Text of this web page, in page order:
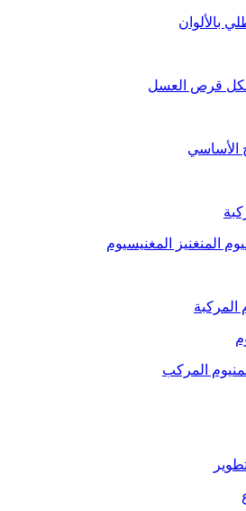
بالألوان
قرص العسل
الأساسي
المنغنيز المغنيسيوم
المركبة
المركب